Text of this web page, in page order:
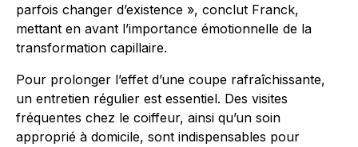
parfois changer d’existence », conclut Franck,
mettant en avant l’importance émotionnelle de la
transformation capillaire.
Pour prolonger l’effet d’une coupe rafraîchissante,
un entretien régulier est essentiel. Des visites
fréquentes chez le coiffeur, ainsi qu’un soin
approprié à domicile, sont indispensables pour